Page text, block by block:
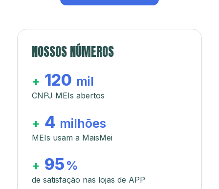
NOSSOS NÚMEROS
+ 120 mil
CNPJ MEIs abertos
+ 4 milhões
MEIs usam a MaisMei
+ 95 %
de satisfação nas lojas de APP